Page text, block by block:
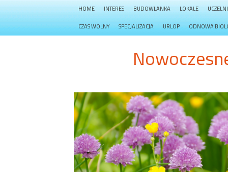
HOME INTERES BUDOWLANKA LOKALE
CZAS WOLNY SPECJALIZACJA URLOP ODNOWA